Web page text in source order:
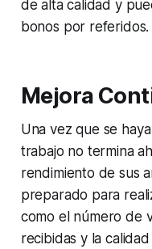
de alta calidad y
bonos por referidos.
Mejora
Una vez que se
trabajo no termina
rendimiento de sus
preparado para
como el número de
recibidas y la